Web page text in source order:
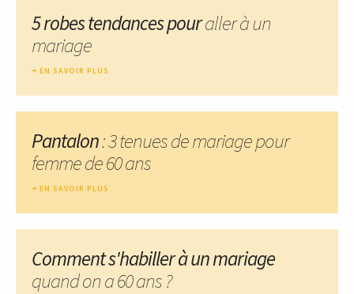
5 robes tendances pouraller à un
mariage
EN SAVOIR PLUS
Pantalon: 3 tenues de mariage pour
femme de 60 ans
EN SAVOIR PLUS
Comment s'habiller à un mariage
quand on a 60 ans ?